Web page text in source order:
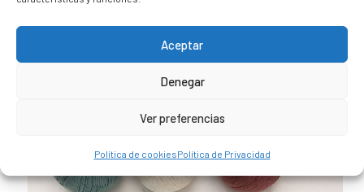
Aceptar
Denegar
Ver preferencias
Política de cookiesPolítica de Privacidad
Sígueme en Instagram
trizia_comopedroporsucasa
@lacatalina.shop
Alquila tu Autocaravana en
Mi blog de viajes